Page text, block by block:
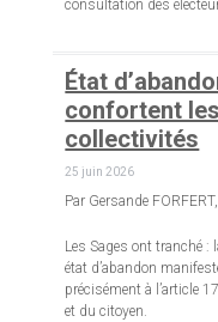
consultation des
État
confortent
collectivités
25 juin 2026
Par Gersande
Les Sages ont tranché :
état d’abandon
précisément à l’article
et du citoyen.